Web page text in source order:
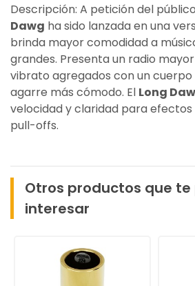
Descripción: A petición del
Dawg ha sido lanzada en una
brinda mayor comodidad a
grandes. Presenta un radio
vibrato agregados con un
agarre más cómodo. El Long
velocidad y claridad para
pull-offs.
Otros productos que te
interesar